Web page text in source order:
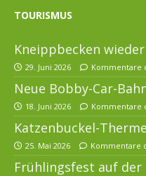
TOURISMUS
Kneippbecken
29. Juni 2026 Kommentare
Neue Bobby-Car-
18. Juni 2026 Kommentare
Katzenbuckel-
25. Mai 2026 Kommentare
Frühlingsfest auf